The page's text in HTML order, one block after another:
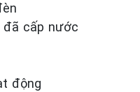
đã cấp nước
động